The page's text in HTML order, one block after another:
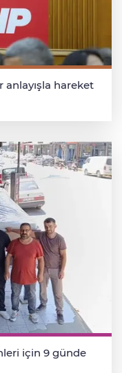
anlayışla hareket
için 9 günde